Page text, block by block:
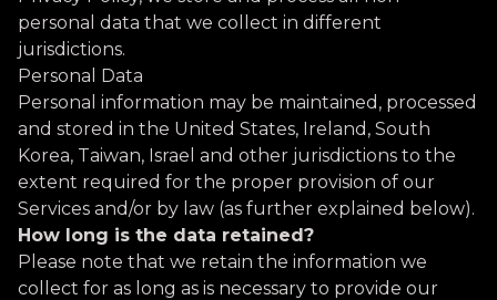
personal data that we collect in different
jurisdictions.
Personal Data
Personal information may be maintained, processed
and stored in the United States, Ireland, South
Korea, Taiwan, Israel and other jurisdictions to the
extent required for the proper provision of our
Services and/or by law (as further explained below).
How long is the data retained?
Please note that we retain the information we
collect for as long as is necessary to provide our